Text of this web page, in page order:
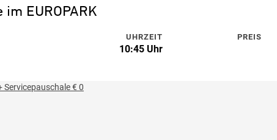
EUROPARK
UHRZEIT
10:45 Uhr
PREIS
Servicepauschale € 0